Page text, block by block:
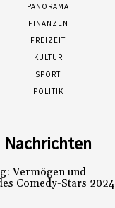
PANORAMA
FINANZEN
FREIZEIT
KULTUR
SPORT
POLITIK
Nachrichten
Vermögen und
Comedy-Stars 2024